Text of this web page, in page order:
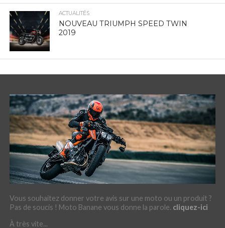
ACTUALITÉS
NOUVEAU TRIUMPH SPEED TWIN
2019
Vous souhaitez donner votre avis sur une moto ou un produit ?
Pas de soucis ! Moto Banane vous donne la parole. cliquez-ici
À très vite...